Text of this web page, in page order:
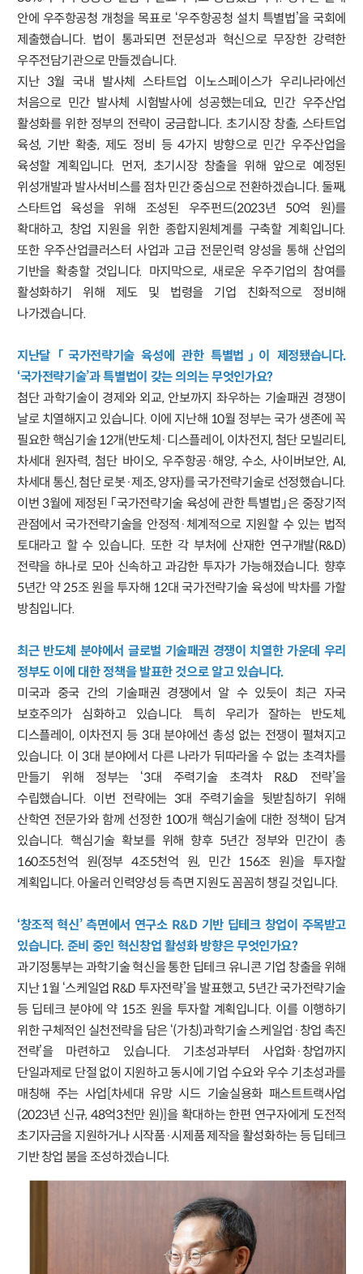
안에 우주항공청 개청을 목표로 ‘우주항공청 설치 특별법’을 국회에
제출했습니다. 법이 통과되면 전문성과 혁신으로 무장한 강력한
우주전담기관으로 만들겠습니다.
지난 3월 국내 발사체 스타트업 이노스페이스가 우리나라에선
처음으로 민간 발사체 시험발사에 성공했는데요, 민간 우주산업
활성화를 위한 정부의 전략이 궁금합니다. 초기시장 창출, 스타트업
육성, 기반 확충, 제도 정비 등 4가지 방향으로 민간 우주산업을
육성할 계획입니다. 먼저, 초기시장 창출을 위해 앞으로 예정된
위성개발과 발사서비스를 점차 민간 중심으로 전환하겠습니다. 둘째,
스타트업 육성을 위해 조성된 우주펀드(2023년 50억 원)를
확대하고, 창업 지원을 위한 종합지원체계를 구축할 계획입니다.
또한 우주산업클러스터 사업과 고급 전문인력 양성을 통해 산업의
기반을 확충할 것입니다. 마지막으로, 새로운 우주기업의 참여를
활성화하기 위해 제도 및 법령을 기업 친화적으로 정비해
나가겠습니다.
지난달 「국가전략기술 육성에 관한 특별법」이 제정됐습니다.
‘국가전략기술’과 특별법이 갖는 의의는 무엇인가요?
첨단 과학기술이 경제와 외교, 안보까지 좌우하는 기술패권 경쟁이
날로 치열해지고 있습니다. 이에 지난해 10월 정부는 국가 생존에 꼭
필요한 핵심기술 12개(반도체·디스플레이, 이차전지, 첨단 모빌리티,
차세대 원자력, 첨단 바이오, 우주항공·해양, 수소, 사이버보안, AI,
차세대 통신, 첨단 로봇·제조, 양자)를 국가전략기술로 선정했습니다.
이번 3월에 제정된 「국가전략기술 육성에 관한 특별법」은 중장기적
관점에서 국가전략기술을 안정적·체계적으로 지원할 수 있는 법적
토대라고 할 수 있습니다. 또한 각 부처에 산재한 연구개발(R&D)
전략을 하나로 모아 신속하고 과감한 투자가 가능해졌습니다. 향후
5년간 약 25조 원을 투자해 12대 국가전략기술 육성에 박차를 가할
방침입니다.
최근 반도체 분야에서 글로벌 기술패권 경쟁이 치열한 가운데 우리
정부도 이에 대한 정책을 발표한 것으로 알고 있습니다.
미국과 중국 간의 기술패권 경쟁에서 알 수 있듯이 최근 자국
보호주의가 심화하고 있습니다. 특히 우리가 잘하는 반도체,
디스플레이, 이차전지 등 3대 분야에선 총성 없는 전쟁이 펼쳐지고
있습니다. 이 3대 분야에서 다른 나라가 뒤따라올 수 없는 초격차를
만들기 위해 정부는 ‘3대 주력기술 초격차 R&D 전략’을
수립했습니다. 이번 전략에는 3대 주력기술을 뒷받침하기 위해
산학연 전문가와 함께 선정한 100개 핵심기술에 대한 정책이 담겨
있습니다. 핵심기술 확보를 위해 향후 5년간 정부와 민간이 총
160조5천억 원(정부 4조5천억 원, 민간 156조 원)을 투자할
계획입니다. 아울러 인력양성 등 측면 지원도 꼼꼼히 챙길 것입니다.
‘창조적 혁신’ 측면에서 연구소 R&D 기반 딥테크 창업이 주목받고
있습니다. 준비 중인 혁신창업 활성화 방향은 무엇인가요?
과기정통부는 과학기술 혁신을 통한 딥테크 유니콘 기업 창출을 위해
지난 1월 ‘스케일업 R&D 투자전략’을 발표했고, 5년간 국가전략기술
등 딥테크 분야에 약 15조 원을 투자할 계획입니다. 이를 이행하기
위한 구체적인 실천전략을 담은 ‘(가칭)과학기술 스케일업·창업 촉진
전략’을 마련하고 있습니다. 기초성과부터 사업화·창업까지
단일과제로 단절 없이 지원하고 동시에 기업 수요와 우수 기초성과를
매칭해 주는 사업[차세대 유망 시드 기술실용화 패스트트랙사업
(2023년 신규, 48억3천만 원)]을 확대하는 한편 연구자에게 도전적
초기자금을 지원하거나 시작품·시제품 제작을 활성화하는 등 딥테크
기반 창업 붐을 조성하겠습니다.